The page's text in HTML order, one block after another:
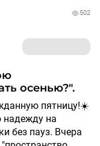
газа, а также
акций
торговля.
502
осенью?".
пятницу!☀️
надежду на
без пауз. Вчера